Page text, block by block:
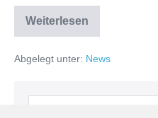
Weiterlesen
Erfolgreiche
Premiere
OutVenture
WVW
Abgelegt unter: News